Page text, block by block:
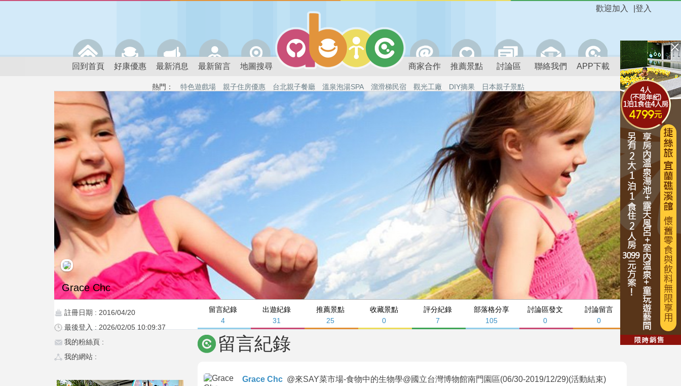
登入
歡迎加入
回到首頁 好康優惠 最新消息 最新留言 地圖搜尋 商家合作 推薦景點 討論區 聯絡我們 APP下載
熱門： 特色遊戲場 親子住房優惠 台北親子餐廳 溫泉泡湯SPA 溜滑梯民宿 觀光工廠 DIY摘果 日本親子景點
留言紀錄
4
出遊紀錄
31
推薦景點
25
收藏景點
0
評分紀錄
7
部落格分享
105
討論區發文
0
討論留言
0
Grace Chc
註冊日期 : 2016/04/20
最後登入 : 2026/02/05 10:09:37
我的粉絲頁 :
我的網站 :
留言紀錄
Grace Chc @來SAY菜市場-食物中的生物學@國立台灣博物館南門園區(06/30-2019/12/29)(活動結束)